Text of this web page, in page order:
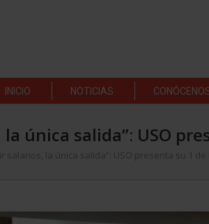
INICIO NOTICIAS
única salida”: USO
salarios, la única salida”: USO presenta su 1 de